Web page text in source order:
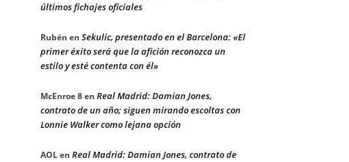
últimos fichajes oficiales
Rubén en Sekulic, presentado en el Barcelona: «El
primer éxito será que la afición reconozca un
estilo y esté contenta con él»
McEnroe 8en Real Madrid: Damian Jones,
contrato de un año; siguen mirando escoltas con
Lonnie Walker como lejana opción
AOLen Real Madrid: Damian Jones, contrato de